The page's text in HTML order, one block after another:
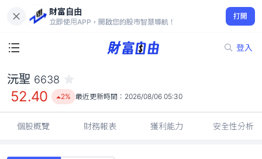
財富自由
立即使用APP，開啟您的股市智慧導航！
打開
登入
52.40
2%
沅聖 6638
52.40 2% 最近更新時間： 2026/08/06 05:30
個股概覽 財務報表 獲利能力 安全性分析